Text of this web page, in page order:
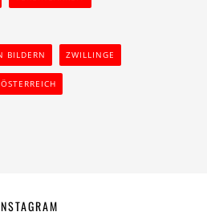
BILDERN ZWILLINGE
ÖSTERREICH